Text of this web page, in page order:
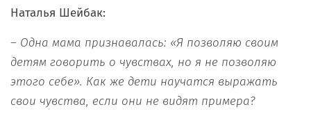
Наталья Шейбак:
– Одна мама признавалась: «Я позволяю своим
детям говорить о чувствах, но я не позволяю
этого себе». Как же дети научатся выражать
свои чувства, если они не видят примера?